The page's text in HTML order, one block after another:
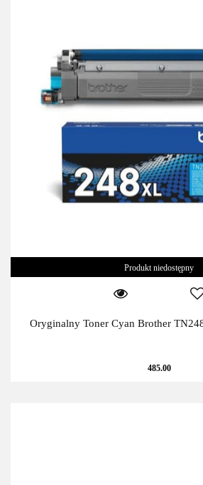
Produkt niedostępny
Oryginalny Toner Cyan Brother
485.00